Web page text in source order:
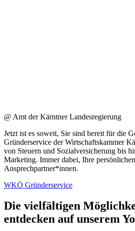
@ Amt der Kärntner Landesregierung
Jetzt ist es soweit, Sie sind bereit für die
Gründerservice der Wirtschaftskammer
von Steuern und Sozialversicherung bis
Marketing. Immer dabei, Ihre
Ansprechpartner*innen.
WKÖ Gründerservice
Die vielfältigen
entdecken auf unserem